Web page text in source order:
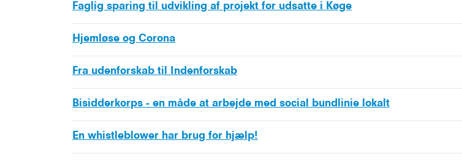
Faglig sparing til udvikling af projekt for udsatte i Køge
Hjemløse og Corona
Fra udenforskab til Indenforskab
Bisidderkorps - en måde at arbejde med social bundlinie lokalt
En whistleblower har brug for hjælp!